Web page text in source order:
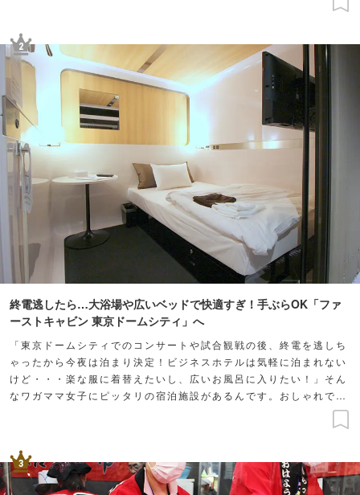
2
終電逃したら…大浴場や広いベッドで快適すぎ！手ぶらOK「ファ
ーストキャビン 東京ドームシティ」へ
「東京ドームシティでのコンサートや試合観戦の後、終電を逃しち
ゃったから今夜は泊まり決定！ビジネスホテルは気軽に泊まれない
けど・・・楽な服に着替えたいし、広いお風呂に入りたい！」そん
なワガママ女子にピッタリの宿泊施設があるんです。おしゃれで非
日常感があって、アメニティも充実していてノンストレス♪ビジネ
3